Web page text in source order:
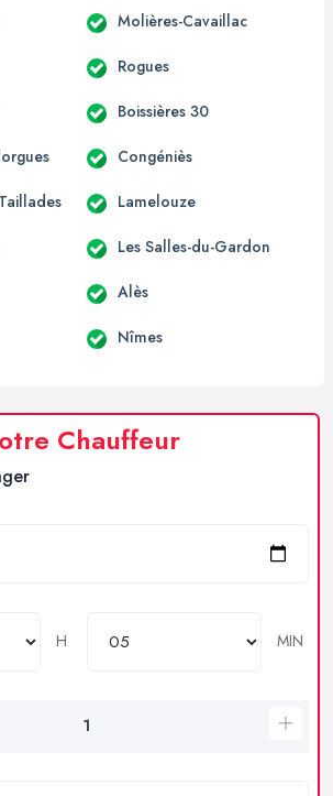
Molières-Cavaillac
Rogues
Boissières 30
Congéniès
Lamelouze
Les Salles-du-Gardon
Alès
Nîmes
Chauffeur
H
MIN